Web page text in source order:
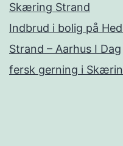
Skæring Strand
Indbrud i bolig på
Strand – Aarhus I Dag
fersk gerning i